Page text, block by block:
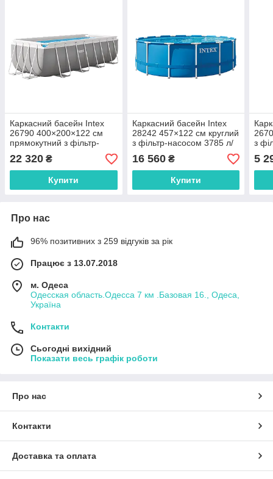
Каркасний басейн Intex
26790 400×200×122 см
прямокутний з фільтр-
насосом 2006 л/год і
драбиною
22 320 ₴
Купити
Каркасний басейн Intex
28242 457×122 см круглий
з фільтр-насосом 3785 л/
год, драбиною, тентом і
підстилкою
16 560₴
Купити
з
год
5
Про нас
96% позитивних з 259 відгуків за рік
Працює з 13.07.2018
м. Одеса
Одесская область.Одесса 7 км .Базовая 16., Одеса,
Україна
Контакти
Сьогодні вихідний
Показати весь графік роботи
Про нас
Контакти
Доставка та оплата